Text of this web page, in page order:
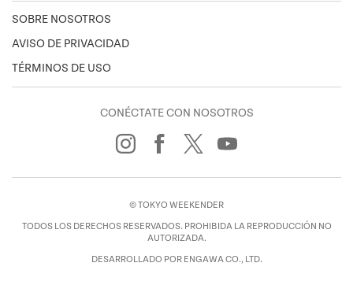
SOBRE NOSOTROS
AVISO DE PRIVACIDAD
TÉRMINOS DE USO
CONÉCTATE CON NOSOTROS
© TOKYO WEEKENDER
TODOS LOS DERECHOS RESERVADOS. PROHIBIDA LA REPRODUCCIÓN NO
AUTORIZADA.
DESARROLLADO POR ENGAWA CO., LTD.